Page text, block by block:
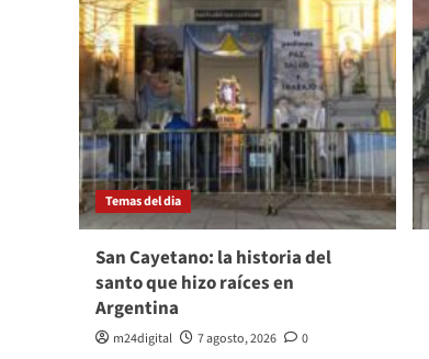
Temas del dia
San Cayetano: la historia del
santo que hizo raíces en
Argentina
m24digital 7 agosto, 2026 0